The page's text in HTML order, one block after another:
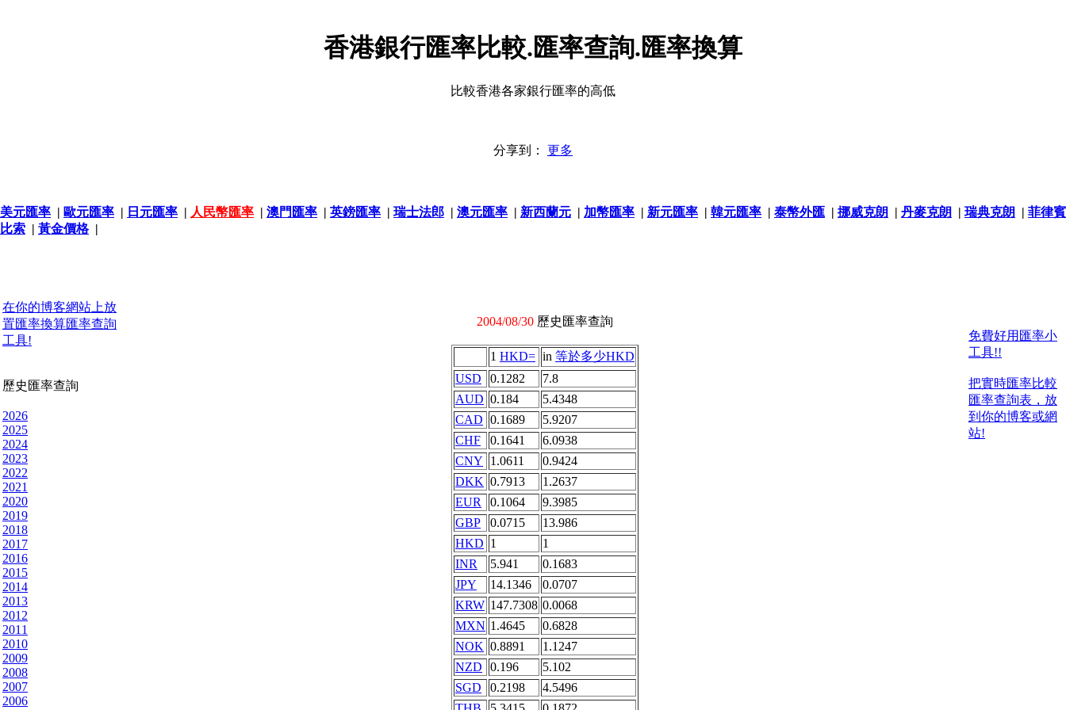
香港銀行匯率比較.匯率查詢.匯率換算
比較香港各家銀行匯率的高低
分享到： 更多
美元匯率 | 歐元匯率 | 日元匯率 | 人民幣匯率 | 澳門匯率 | 英鎊匯率 | 瑞士法郎 | 澳元匯率 | 新西蘭元 | 加幣匯率 | 新元匯率 | 韓元匯率 | 泰幣外匯 | 挪威克朗 | 丹麥克朗 | 瑞典克朗 | 菲律賓
比索 | 黃金價格|
在你的博客網站上放
置匯率換算匯率查詢
工具!
歷史匯率查詢
2026
2025
2024
2023
2022
2021
2020
2019
2018
2017
2016
2015
2014
2013
2012
2011
2010
2009
2008
2007
2006
2004/08/30 歷史匯率查詢
1 HKD= in 等於多少HKD
USD
0.1282
7.8
AUD 0.184
5.4348
CAD 0.1689
5.9207
CHF
0.1641
6.0938
CNY
1.0611
0.9424
DKK 0.7913
1.2637
EUR
0.1064
9.3985
GBP
0.0715
13.986
HKD 1
1
INR
5.941
0.1683
JPY
14.1346
0.0707
KRW 147.7308 0.0068
MXN 1.4645
0.6828
NOK 0.8891
1.1247
NZD
0.196
5.102
SGD
0.2198
4.5496
免費好用匯率小
工具!!
把實時匯率比較
匯率查詢表，放
到你的博客或網
站!